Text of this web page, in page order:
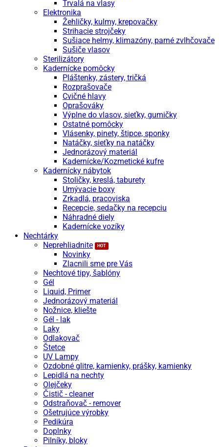
Trvalá na vlasy
Elektronika
Žehličky, kulmy, krepovačky
Strihacie strojčeky
Sušiace helmy, klimazóny, parné zvlhčovače
Sušiče vlasov
Sterilizátory
Kadernícke pomôcky
Pláštenky, zástery, tričká
Rozprašovače
Cvičné hlavy
Oprašováky
Výplne do vlasov, sieťky, gumičky
Ostatné pomôcky
Vlásenky, pinety, štipce, sponky
Natáčky, sieťky na natáčky
Jednorázový materiál
Kadernícke/Kozmetické kufre
Kadernícky nábytok
Stoličky, kreslá, taburety
Umývacie boxy
Zrkadlá, pracoviska
Recepcie, sedačky na recepciu
Náhradné diely
Kadernícke vozíky
Nechtárky
Neprehliadnite
Novinky
Zlacnili sme pre Vás
Nechtové tipy, šablóny
Gél
Liquid, Primer
Jednorázový materiál
Nožnice, kliešte
Gél - lak
Laky
Odlakovač
Štetce
UV Lampy
Ozdobné glitre, kamienky, prášky, kamienky
Lepidlá na nechty
Olejčeky
Čistič - cleaner
Odstraňovač - remover
Ošetrujúce výrobky
Pedikúra
Doplnky
Pilníky, bloky